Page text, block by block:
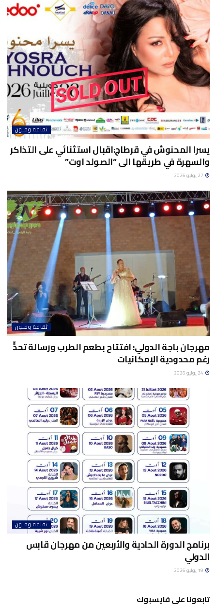
ثقافة وفنون
يسرا المحنوش في قرطاج:اقبال استثنائي على التذاكر
والسهرة في طريقها الى “الصولد اوت”
ثقافة وفنون
مهرجان باجة الدولي: افتتاح بطعم الطرب ورسالة تحدٍّ
رغم محدودية الإمكانيات
ثقافة وفنون
برنامج الدورة الحادية والأربعين من مهرجان قابس
الدولي
تابعونا على فايسبوك